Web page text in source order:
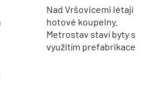
Nad Vršovicemi létají
hotové koupelny.
Metrostav staví byty s
využitím prefabrikace